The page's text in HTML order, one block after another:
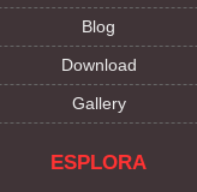
Blog
Download
Gallery
ESPLORA